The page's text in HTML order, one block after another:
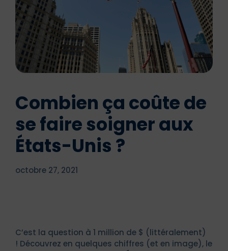
Combien ça coûte de
se faire soigner aux
États-Unis ?
octobre 27, 2021
C’est la question à 1 million de $ (littéralement)
! Découvrez en quelques chiffres (et en image), le